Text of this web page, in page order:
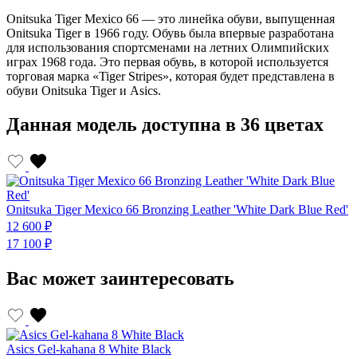
Onitsuka Tiger Mexico 66 — это линейка обуви, выпущенная
Onitsuka Tiger в 1966 году. Обувь была впервые разработана
для использования спортсменами на летних Олимпийских
играх 1968 года. Это первая обувь, в которой используется
торговая марка «Tiger Stripes», которая будет представлена в
обуви Onitsuka Tiger и Asics.
Данная модель доступна в 36 цветах
Onitsuka Tiger Mexico 66 Bronzing Leather 'White Dark Blue Red'
12 600 ₽
17 100 ₽
Вас может заинтересовать
Asics Gel-kahana 8 White Black